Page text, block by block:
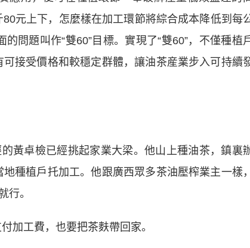
元上下，怎麼樣在加工環節將綜合成本降低到每
問題叫作“雙60”目標。實現了“雙60”，不僅種植
接受價格和較穩定群體，讓油茶産業步入可持續
卓檢已經挑起家業大梁。他山上種油茶，鎮裏
種植戶托加工。他跟廣西眾多茶油壓榨業主一樣，
行。
工費，也要把茶麩帶回家。